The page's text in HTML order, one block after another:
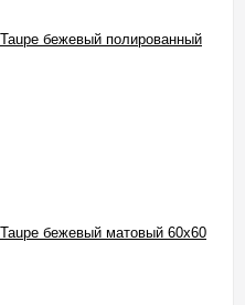
бежевый полированный
бежевый матовый 60x60